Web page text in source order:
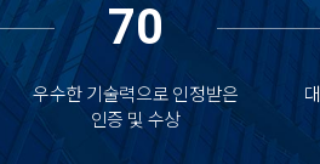
70
우수한 기술력으로 인정받은
인증 및 수상